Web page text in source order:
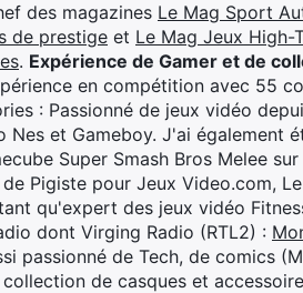
des magazines Le Mag Sport
de prestige et Le Mag Jeux High-
. Expérience de Gamer et de
en compétition avec 55
: Passionné de jeux vidéo
Nes et Gameboy. J'ai également
Super Smash Bros Melee
Pigiste pour Jeux Video.com,
qu'expert des jeux vidéo
dont Virging Radio (RTL2) :
passionné de Tech, de comics
de casques et